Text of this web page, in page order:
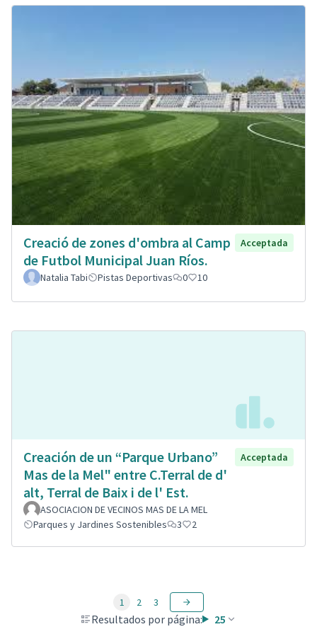
Creació de zones d'ombra al Camp
de Futbol Municipal Juan Ríos.
Acceptada
Natalia Tabi Pistas Deportivas 0 10
Creación de un “Parque Urbano”
Mas de la Mel" entre C.Terral de d'
alt, Terral de Baix i de l' Est.
Acceptada
ASOCIACION DE VECINOS MAS DE LA MEL
Parques y Jardines Sostenibles
3 2
Resultados por página: 25
1 2 3